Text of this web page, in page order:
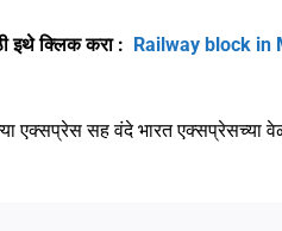
इथे क्लिक करा : Railway block in
एक्सप्रेस सह वंदे भारत एक्सप्रेसच्या